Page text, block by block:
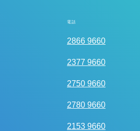
全面眼科視光檢查
電話
2866 9660
2377 9660
2750 9660
2780 9660
2153 9660